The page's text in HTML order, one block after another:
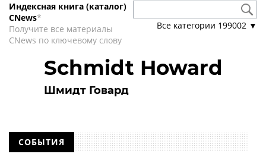
Индексная книга (каталог)
CNews*
Получите все материалы
CNews по ключевому слову
Все категории 199002 ▼
Schmidt Howard
Шмидт Говард
СОБЫТИЯ